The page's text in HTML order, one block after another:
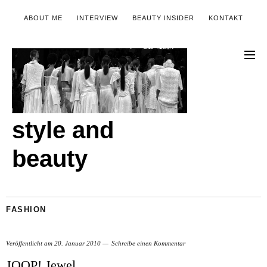
ABOUT ME INTERVIEW BEAUTY INSIDER KONTAKT
style and
beauty
FASHION
Veröffentlicht am 20. Januar 2010 Schreibe einen Kommentar